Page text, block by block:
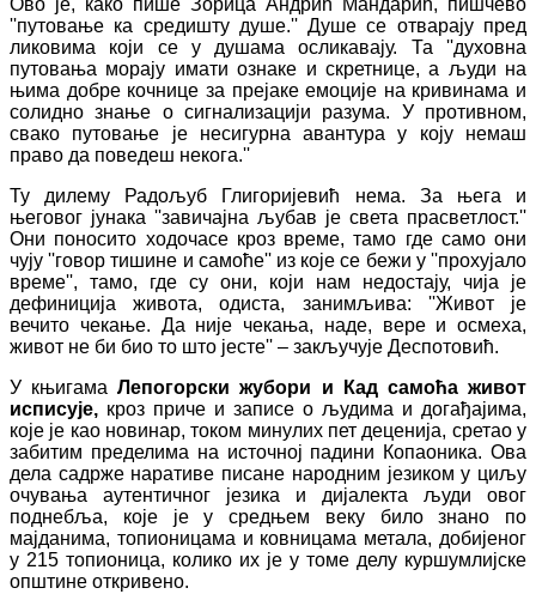
Ово је, како пише Зорица Андрић Мандарић, пишчево
''путовање ка средишту душе.'' Душе се отварају пред
ликовима који се у душама осликавају. Та ''духовна
путовања морају имати ознаке и скретнице, а људи на
њима добре кочнице за прејаке емоције на кривинама и
солидно знање о сигнализацији разума. У противном,
свако путовање је несигурна авантура у коју немаш
право да поведеш некога.''
Ту дилему Радољуб Глигоријевић нема. За њега и
његовог јунака ''завичајна љубав је света прасветлост.''
Они поносито ходочасе кроз време, тамо где само они
чују ''говор тишине и самоће'' из које се бежи у ''прохујало
време'', тамо, где су они, који нам недостају, чија је
дефиниција живота, одиста, занимљива: ''Живот је
вечито чекање. Да није чекања, наде, вере и осмеха,
живот не би био то што јесте'' – закључује Деспотовић.
У књигамаЛепогорски жубори и Кад самоћа живот
исписује, кроз приче и записе о људима и догађајима,
које је као новинар, током минулих пет деценија, сретао у
забитим пределима на источној падини Копаоника. Ова
дела садрже наративе писане народним језиком у циљу
очувања аутентичног језика и дијалекта људи овог
поднебља, које је у средњем веку било знано по
мајданима, топионицама и ковницама метала, добијеног
у 215 топионица, колико их је у томе делу куршумлијске
општине откривено.